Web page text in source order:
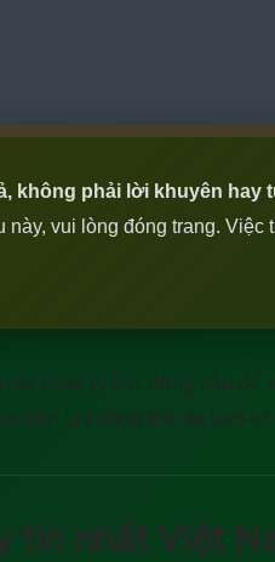
không phải lời khuyên
vui lòng đóng trang.
công ty bất động sản
nên lựa chọn thì các bạn
tín nhất Việt